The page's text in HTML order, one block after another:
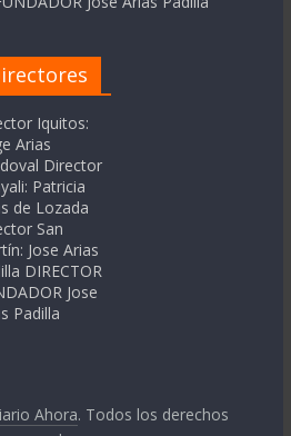
Iquitos:
Arias
Director
Patricia
de Lozada
San
Jose Arias
DIRECTOR
Jose
Padilla
Ahora. Todos los derechos